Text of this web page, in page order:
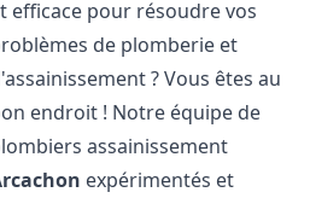
efficace pour résoudre vos
de plomberie et
? Vous êtes au
endroit ! Notre équipe de
assainissement
expérimentés et